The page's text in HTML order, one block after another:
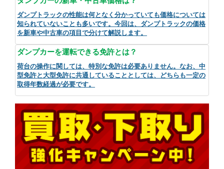
ダンプトラックの性能は何となく分かっていても価格については
知られていないことも多いです。今回は、ダンプトラックの価格
を新車や中古車の項目で分けて解説します。
ダンプカーを運転できる免許とは？
荷台の操作に関しては、特別な免許は必要ありません。なお、中
型免許と大型免許に共通していることとしては、どちらも一定の
取得年数経過が必要です。